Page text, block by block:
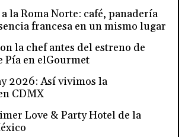
la Roma Norte: café, panadería
francesa en un mismo lugar
la chef antes del estreno de
Pía en elGourmet
2026: Así vivimos la
CDMX
Love & Party Hotel de la